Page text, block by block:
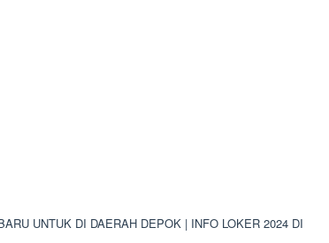
UNTUK DI DAERAH DEPOK | INFO LOKER 2024 DI